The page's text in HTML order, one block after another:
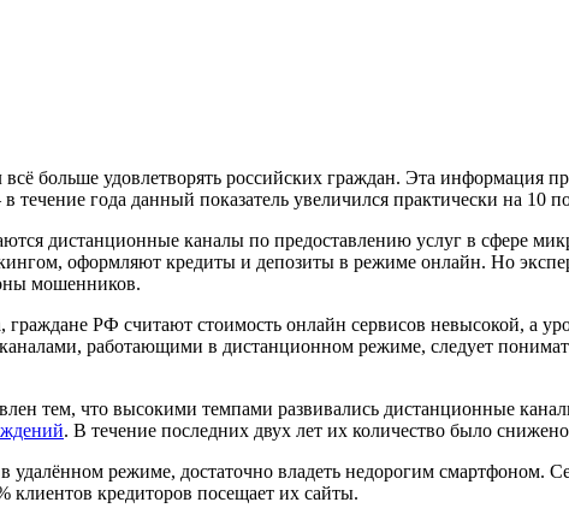
больше удовлетворять российских граждан. Эта информация
течение года данный показатель увеличился практически на 10
дистанционные каналы по предоставлению услуг в сфере
оформляют кредиты и депозиты в режиме онлайн. Но
мошенников.
РФ считают стоимость онлайн сервисов невысокой, а
работающими в дистанционном режиме, следует
тем, что высокими темпами развивались дистанционные
. В течение последних двух лет их количество было
удалённом режиме, достаточно владеть недорогим смартфоном.
клиентов кредиторов посещает их сайты.